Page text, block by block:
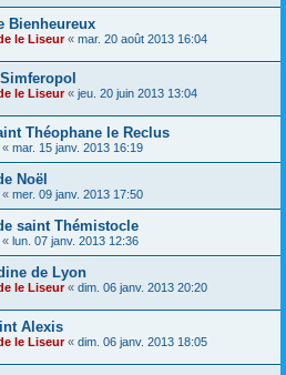
Bienheureux
le Liseur« mar. 20 août 2013 16:04
le Liseur« jeu. 20 juin 2013 13:04
Théophane le Reclus
« mar. 15 janv. 2013 16:19
Noël
« mer. 09 janv. 2013 17:50
saint Thémistocle
« lun. 07 janv. 2013 12:36
de Lyon
le Liseur« dim. 06 janv. 2013 20:20
Alexis
le Liseur« dim. 06 janv. 2013 18:05